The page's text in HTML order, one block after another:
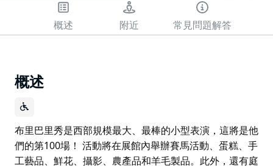
概述 附近 常見問題解答
概述
布里巴里秀是西部規模最大、最棒的小型表演，這將是他
們的第100場！ 活動將在展館內舉辦賽馬活動、蛋糕、手
工藝品、鮮花、攝影、農產品和羊毛製品。此外，還有庭